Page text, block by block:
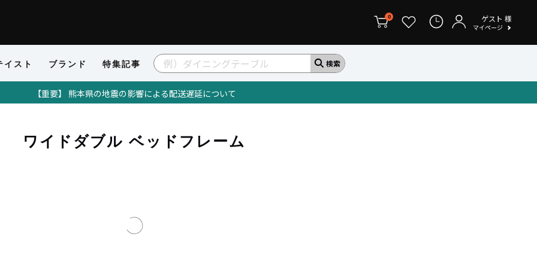
イスト ブランド 特集記事
0 ゲスト 様
マイページ
【重要】 熊本県の地震の影響による配送遅延について
アの通販サイト ベッド ワイドダブルベッド ワイドダブル ベッドフレーム
ワイドダブル ベッドフレーム